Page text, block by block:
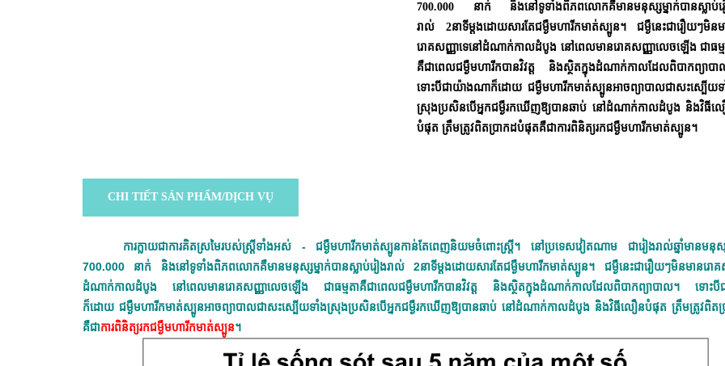
700.000 នាក់ និងនៅទូទាំងពិភពលោកគឺមានមនុស្សម្នាក់បានស្លាប់រ
រាល់ 2នាទីម្តងដោយសារតែជម្ងឺមហារីកមាត់ស្បូន។ ជម្ងឺនេះជារឿយៗមិនម
រោគសញ្ញាទេនៅដំណាក់កាលដំបូង នៅពេលមានរោគសញ្ញាលេចឡើង ជាធម្ម
គឺជាពេលជម្ងឺមហារីកបានវិវត្ត និងស្ថិតក្នុងដំណាក់កាលដែលពិបាកព្យាបា
ទោះបីជាយ៉ាងណាក៏ដោយ ជម្ងឺមហារីកមាត់ស្បូនអាចព្យាបាលជាសះស្បើយទ
ស្រុងប្រសិនបើអ្នកជម្ងឺរកឃើញឱ្យបានឆាប់ នៅដំណាក់កាលដំបូង និងវិធីល
បំផុត ត្រឹមត្រូវពិតប្រាកដបំផុតគឺជាការពិនិត្យរកជម្ងឺមហារីកមាត់ស្បូន។
CHI TIẾT SẢN PHẨM/DỊCH VỤ
ការក្លាយជាការគិតស្រមៃរបស់ស្រ្តីទាំងអស់ - ជម្ងឺមហារីកមាត់ស្បូនកាន់តែពេញនិយមចំពោះស្រ្តី។ នៅប្រទេសវៀតណាម ជារៀងរាល់ឆ្នាំមានមនុស្
700.000 នាក់ និងនៅទូទាំងពិភពលោកគឺមានមនុស្សម្នាក់បានស្លាប់រៀងរាល់ 2នាទីម្តងដោយសារតែជម្ងឺមហារីកមាត់ស្បូន។ ជម្ងឺនេះជារឿយៗមិនមានរោគ
ដំណាក់កាលដំបូង នៅពេលមានរោគសញ្ញាលេចឡើង ជាធម្មតាគឺជាពេលជម្ងឺមហារីកបានវិវត្ត និងស្ថិតក្នុងដំណាក់កាលដែលពិបាកព្យាបាល។ ទោះបី
ក៏ដោយ ជម្ងឺមហារីកមាត់ស្បូនអាចព្យាបាលជាសះស្បើយទាំងស្រុងប្រសិនបើអ្នកជម្ងឺរកឃើញឱ្យបានឆាប់ នៅដំណាក់កាលដំបូង និងវិធីលឿនបំផុត ត្រឹមត្រូវពិត
គឺជាការពិនិត្យរកជម្ងឺមហារីកមាត់ស្បូន។